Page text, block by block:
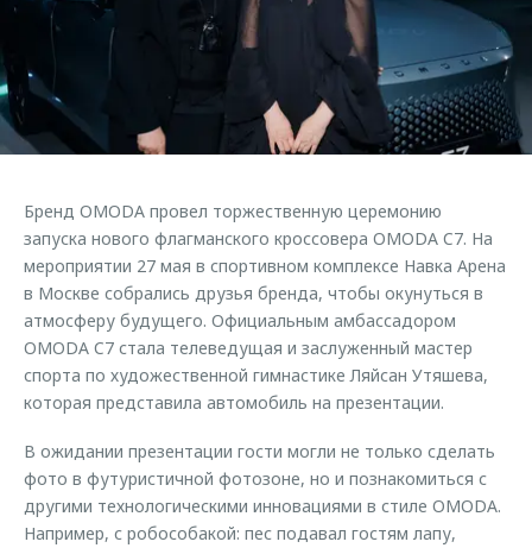
Страхование
Кредитный калькулятор
Аксессуары
Одежда и сувениры
Запчасти
Трейд-ин
Калькулятор трейд-ин
Руководства по эксплуатации
Клиентская поддержка
O&J Автоклуб
Клуб владельцев OMODA
Аксессуары
Одежда и сувениры
Оригинальные аксессуары
Запчасти
Обратная связь
Бренд OMODA провел торжественную церемонию
запуска нового флагманского кроссовера OMODA C7. На
мероприятии 27 мая в спортивном комплексе Навка Арена
в Москве собрались друзья бренда, чтобы окунуться в
атмосферу будущего. Официальным амбассадором
OMODA C7 стала телеведущая и заслуженный мастер
спорта по художественной гимнастике Ляйсан Утяшева,
которая представила автомобиль на презентации.
В ожидании презентации гости могли не только сделать
фото в футуристичной фотозоне, но и познакомиться с
другими технологическими инновациями в стиле OMODA.
Например, с робособакой: пес подавал гостям лапу,